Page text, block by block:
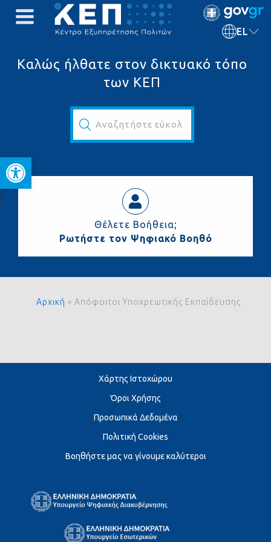
Ανοίξτε τη γραμμή
EL
Καλώς ήλθατε στον δικτυακό τόπο
των ΚΕΠ
Αναζητήστε εύκολα και γρήγορα...
Θέλετε Βοήθεια;
Ρωτήστε τον Ψηφιακό Βοηθό
Αρχική » Απόφοιτοι Υποχρεωτικής Εκπαίδευσης
Χάρτης Ιστοχώρου
Όροι Χρήσης
Προσωπικά Δεδομένα
Πολιτική Cookies
Βοηθήστε μας να γίνουμε καλύτεροι